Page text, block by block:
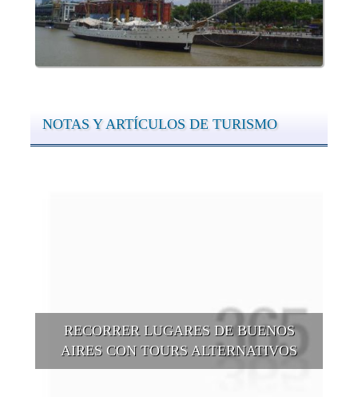
NOTAS Y ARTÍCULOS DE TURISMO
RECORRER LUGARES DE BUENOS
AIRES CON TOURS ALTERNATIVOS